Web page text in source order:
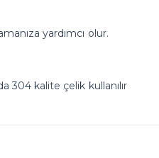
yardımcı olur.
304 kalite çelik kullanılır